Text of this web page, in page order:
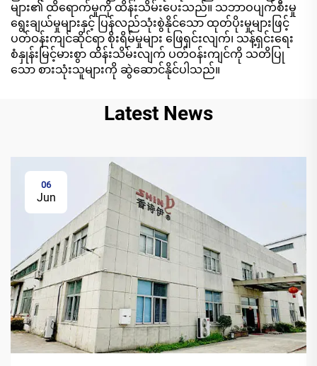
များ၏ ထိရောက်မှုကို ထိန်းသိမ်းပေးသည်။ သဘာဝပျက်စီးမှု
ရွေးချယ်မှုများနှင့် ပြန်လည်သုံးစွဲနိုင်သော ထုတ်ပိုးမှုများဖြင့်
ပတ်ဝန်းကျင်ဆိုင်ရာ စိုးရိမ်မှုများ ဖြေရှင်းလျက်၊ သန့်ရှင်းရေး
စံနှုန်းမြင့်မားစွာ ထိန်းသိမ်းလျက် ပတ်ဝန်းကျင်ကို သတိပြု
သော စားသုံးသူများကို ဆွဲဆောင်နိုင်ပါသည်။
Latest News
06
Jun